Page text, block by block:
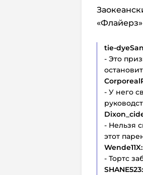
tie-
- Это
- У него
- Нельзя
этот
Wende11X:
- Тортс
SHANE523: